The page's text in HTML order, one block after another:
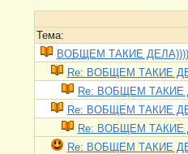
Тема:
ВОБЩЕМ ТАКИЕ
Re: ВОБЩЕМ ТАКИЕ
Re: ВОБЩЕМ ТАКИЕ
Re: ВОБЩЕМ ТАКИЕ
Re: ВОБЩЕМ ТАКИЕ
Re: ВОБЩЕМ ТАКИЕ